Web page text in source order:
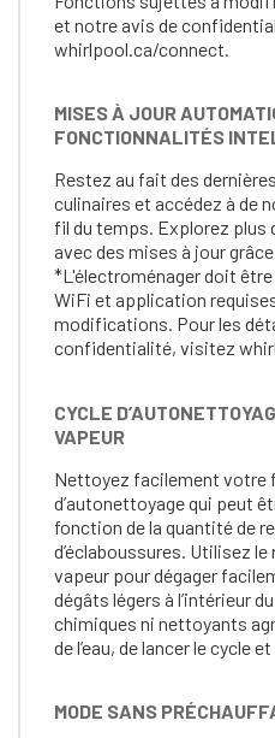
et notre avis de
whirlpool.ca/connect.
MISES À JOUR
FONCTIONNALITÉS
Restez au fait des
culinaires et accédez à de
fil du temps. Explorez plus
avec des mises à jour
*L'électroménager doit
WiFi et application
modifications. Pour les
confidentialité, visitez
CYCLE
VAPEUR
Nettoyez facilement votre
d’autonettoyage qui peut
fonction de la quantité de
d’éclaboussures. Utilisez
vapeur pour dégager
dégâts légers à l’intérieur
chimiques ni nettoyants
de l’eau, de lancer le cycle et
MODE SANS